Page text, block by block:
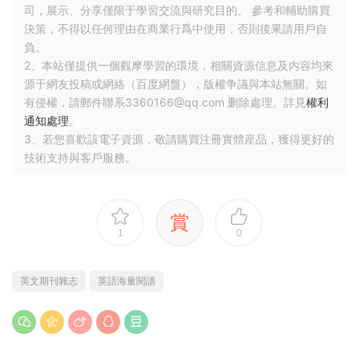
司，展示、分享僅限于學習交流與研究目的、 參考和輔助購買
決策，不得以任何理由在商業行爲中使用，否則後果請用戶自
負。
2、本站僅提供一個觀摩學習的環境，相關資源信息及内容均來
源于網友投稿或網絡（百度網盤），版權争議與本站無關。如
有侵權，請郵件聯系3360166@qq.com 删除處理。詳見權利
通知處理。
3、若您喜歡該電子資源，敬請購買注冊實體産品，獲得更好的
技術支持與客戶服務。
1 賞 0
英文期刊雜志 英語海量閱讀